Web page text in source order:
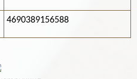
4690389156588